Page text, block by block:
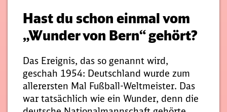
Hast du schon einmal vom
„Wunder von Bern“ gehört?
Das Ereignis, das so genannt wird,
geschah 1954: Deutschland wurde zum
allerersten Mal Fußball-Weltmeister. Das
war tatsächlich wie ein Wunder, denn die